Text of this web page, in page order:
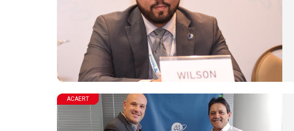
ACAERT